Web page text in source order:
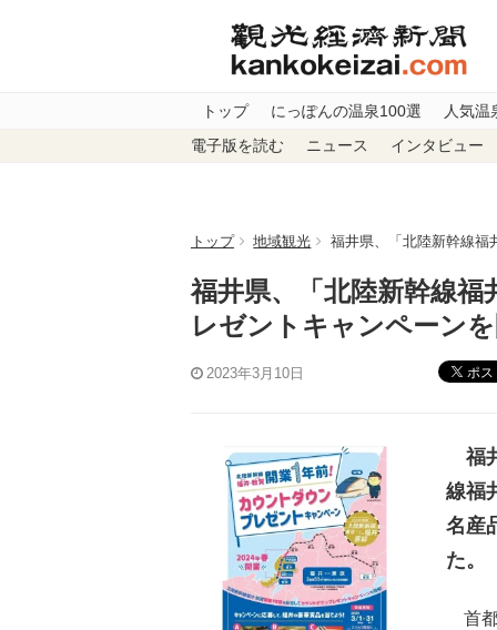
トップ にっぽんの温泉100選 人気温
電子版を読む ニュース インタビュー
トップ 地域観光 福井県、「北陸新幹線福
福井県、「北陸新幹線
レゼントキャンペーン
2023年3月10日 ポス
福
線福
名産
た。
首都